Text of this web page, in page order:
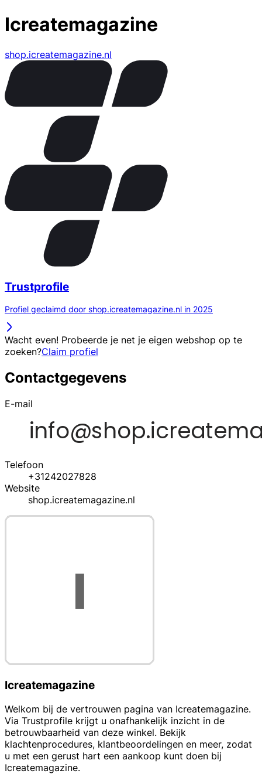
Icreatemagazine
shop.icreatemagazine.nl
Trustprofile
Profiel geclaimd door shop.icreatemagazine.nl in 2025
Wacht even! Probeerde je net je eigen webshop op te
zoeken?Claim profiel
Contactgegevens
E-mail
Telefoon
+31242027828
Website
shop.icreatemagazine.nl
Icreatemagazine
Welkom bij de vertrouwen pagina van Icreatemagazine.
Via Trustprofile krijgt u onafhankelijk inzicht in de
betrouwbaarheid van deze winkel. Bekijk
klachtenprocedures, klantbeoordelingen en meer, zodat
u met een gerust hart een aankoop kunt doen bij
Icreatemagazine.